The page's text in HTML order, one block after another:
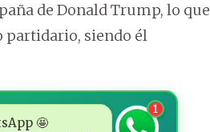
de Donald Trump, lo que
partidario, siendo él
🤩
1